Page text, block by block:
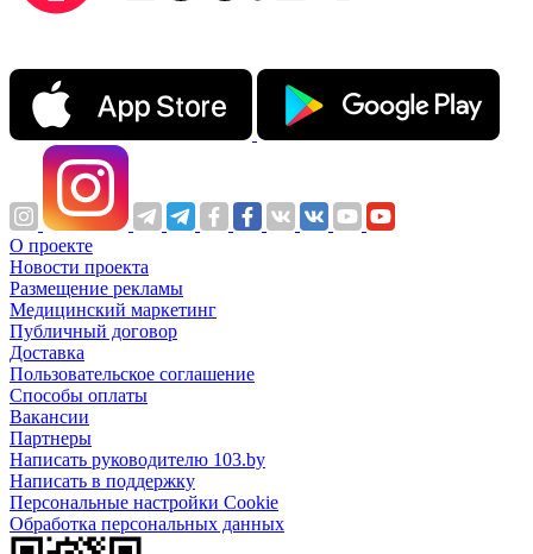
О проекте
Новости проекта
Размещение рекламы
Медицинский маркетинг
Публичный договор
Доставка
Пользовательское соглашение
Способы оплаты
Вакансии
Партнеры
Написать руководителю 103.by
Написать в поддержку
Персональные настройки Cookie
Обработка персональных данных